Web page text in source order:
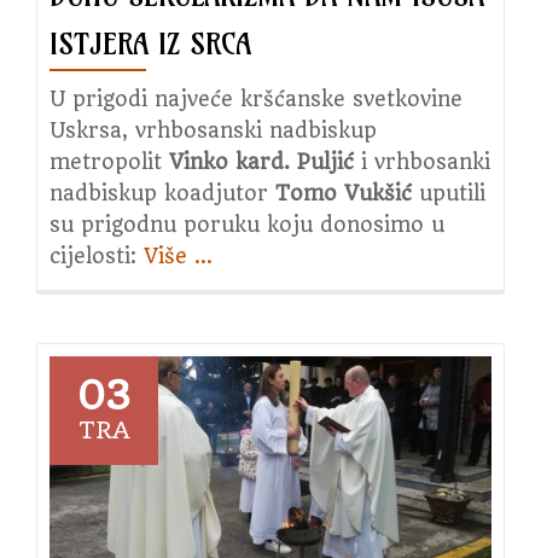
ISTJERA IZ SRCA
U prigodi najveće kršćanske svetkovine
Uskrsa, vrhbosanski nadbiskup
metropolit Vinko kard. Puljići vrhbosanki
nadbiskup koadjutor Tomo Vukšićuputili
su prigodnu poruku koju donosimo u
cijelosti: Više about
dajmo
duhu
sekularizma
da
nam
Isusa
…
03
TRA